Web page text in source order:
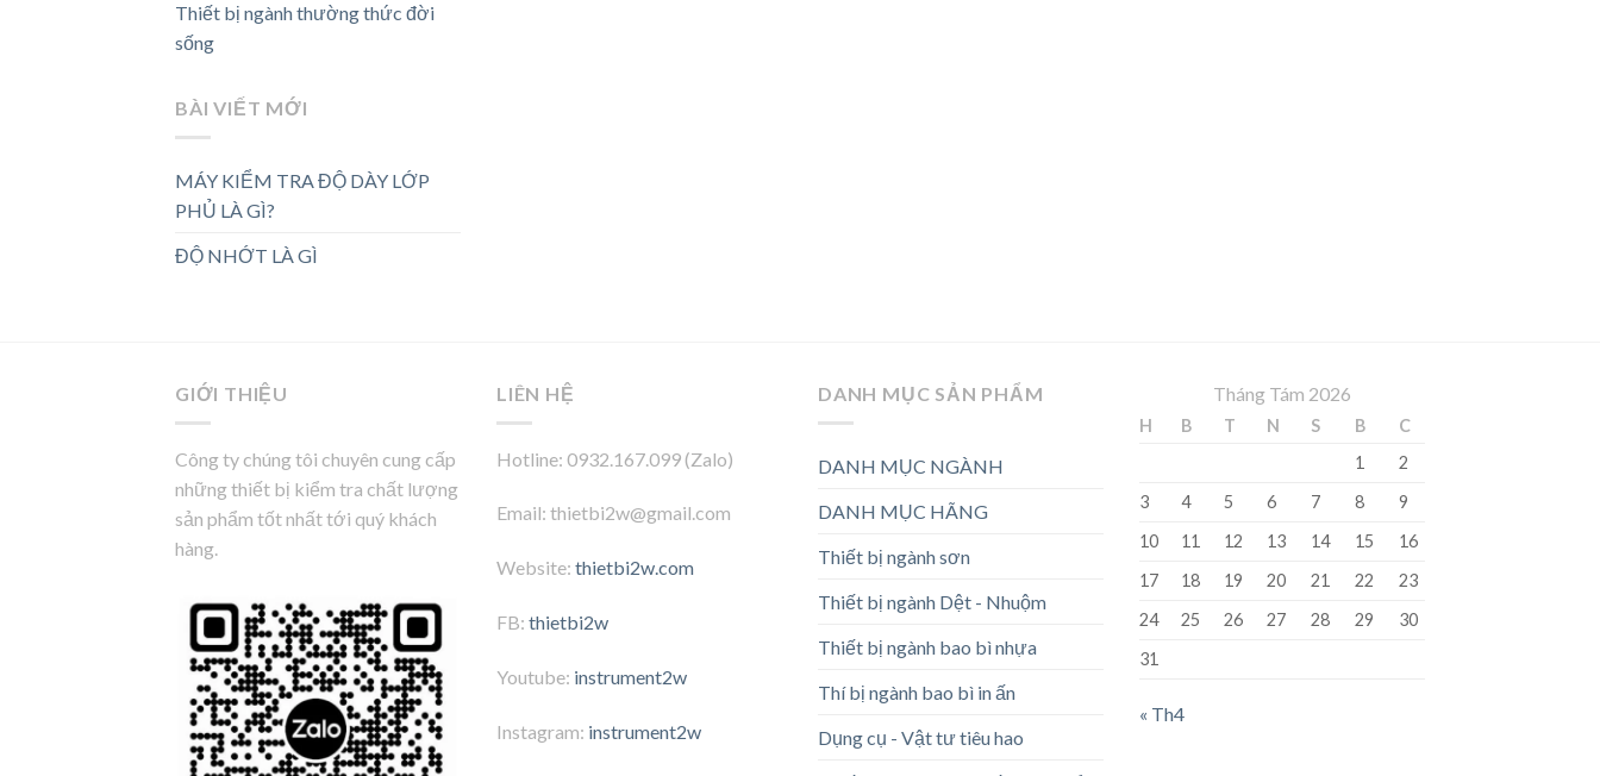
Thiết bị ngành thường thức đời
sống
BÀI VIẾT MỚI
MÁY KIỂM TRA ĐỘ DÀY LỚP
PHỦ LÀ GÌ?
ĐỘ NHỚT LÀ GÌ
GIỚI THIỆU
Công ty chúng tôi chuyên cung cấp
những thiết bị kiểm tra chất lượng
sản phẩm tốt nhất tới quý khách
hàng.
LIÊN HỆ
Hotline: 0932.167.099 (Zalo)
Email: thietbi2w@gmail.com
Website: thietbi2w.com
FB: thietbi2w
Youtube: instrument2w
Instagram: instrument2w
DANH MỤC SẢN PHẨM
DANH MỤC NGÀNH
DANH MỤC HÃNG
Thiết bị ngành sơn
Thiết bị ngành Dệt - Nhuộm
Thiết bị ngành bao bì nhựa
Thí bị ngành bao bì in ấn
Dụng cụ - Vật tư tiêu hao
Tháng Tám 2026
H B T N S B
C
1
2
3
4 5 6 7 8
9
10
11 12 13 14 15
16
17
18 19 20 21 22
23
24
25 26 27 28 29
30
31
« Th4